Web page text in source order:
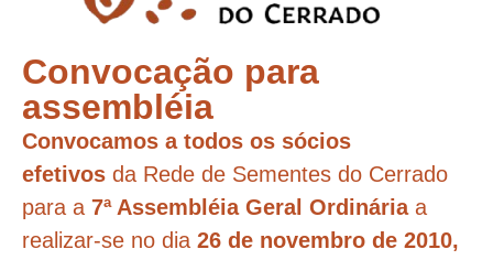
Convocação para
assembléia
Convocamos a todos os sócios
efetivos da Rede de Sementes do Cerrado
para a 7ª Assembléia Geral Ordináriaa
realizar-se no dia 26 de novembro de 2010,